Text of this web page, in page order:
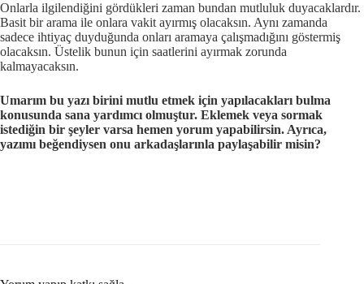
Onlarla ilgilendiğini gördükleri zaman bundan mutluluk duyacaklardır.
Basit bir arama ile onlara vakit ayırmış olacaksın. Aynı zamanda
sadece ihtiyaç duyduğunda onları aramaya çalışmadığını göstermiş
olacaksın. Üstelik bunun için saatlerini ayırmak zorunda
kalmayacaksın.
Umarım bu yazı birini mutlu etmek için yapılacakları bulma
konusunda sana yardımcı olmuştur. Eklemek veya sormak
istediğin bir şeyler varsa hemen yorum yapabilirsin. Ayrıca,
yazımı beğendiysen onu arkadaşlarınla paylaşabilir misin?